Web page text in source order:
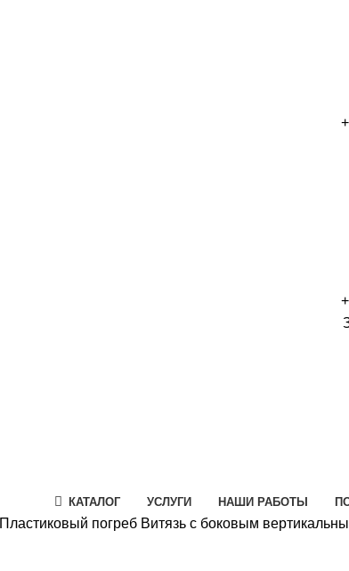
КАТАЛОГ УСЛУГИ НАШИ РАБОТЫ
Пластиковый погреб Витязь с боковым